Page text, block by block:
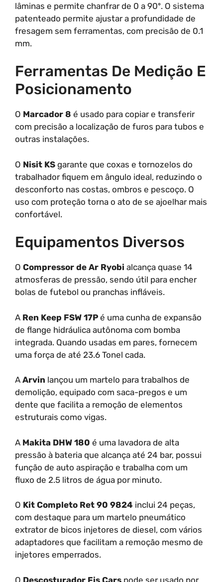
lâminas e permite chanfrar de 0 a 90º. O sistema
patenteado permite ajustar a profundidade de
fresagem sem ferramentas, com precisão de 0.1
mm.
Ferramentas De Medição E
Posicionamento
O Marcador 8 é usado para copiar e transferir
com precisão a localização de furos para tubos e
outras instalações.
O Nisit KS garante que coxas e tornozelos do
trabalhador fiquem em ângulo ideal, reduzindo o
desconforto nas costas, ombros e pescoço. O
uso com proteção torna o ato de se ajoelhar mais
confortável.
Equipamentos Diversos
O Compressor de Ar Ryobi alcança quase 14
atmosferas de pressão, sendo útil para encher
bolas de futebol ou pranchas infláveis.
A Ren Keep FSW 17P é uma cunha de expansão
de flange hidráulica autônoma com bomba
integrada. Quando usadas em pares, fornecem
uma força de até 23.6 Tonel cada.
A Arvin lançou um martelo para trabalhos de
demolição, equipado com saca-pregos e um
dente que facilita a remoção de elementos
estruturais como vigas.
A Makita DHW 180 é uma lavadora de alta
pressão à bateria que alcança até 24 bar, possui
função de auto aspiração e trabalha com um
fluxo de 2.5 litros de água por minuto.
O Kit Completo Ret 90 9824 inclui 24 peças,
com destaque para um martelo pneumático
extrator de bicos injetores de diesel, com vários
adaptadores que facilitam a remoção mesmo de
injetores emperrados.
O Descosturador Fis Cars pode ser usado por